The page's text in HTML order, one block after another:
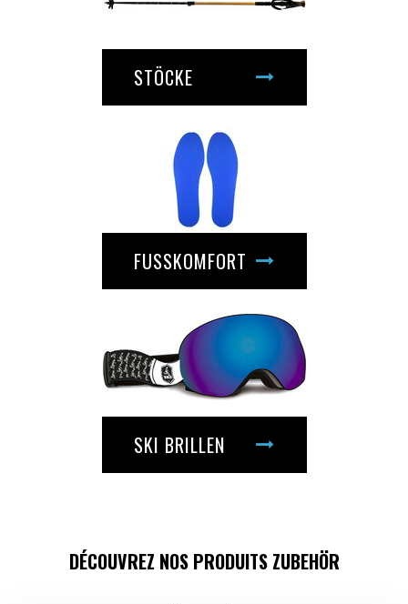
STÖCKE
FUSSKOMFORT
SKI BRILLEN
DÉCOUVREZ NOS PRODUITS ZUBEHÖR